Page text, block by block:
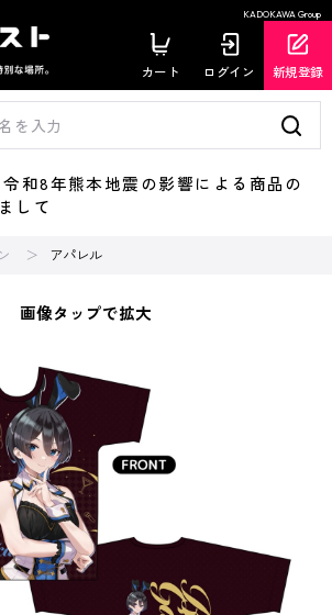
KADOKAWA Group
カート ログイン 新規登録
8年熊本地震の影響による商品の
して
アパレル
画像タップで拡大